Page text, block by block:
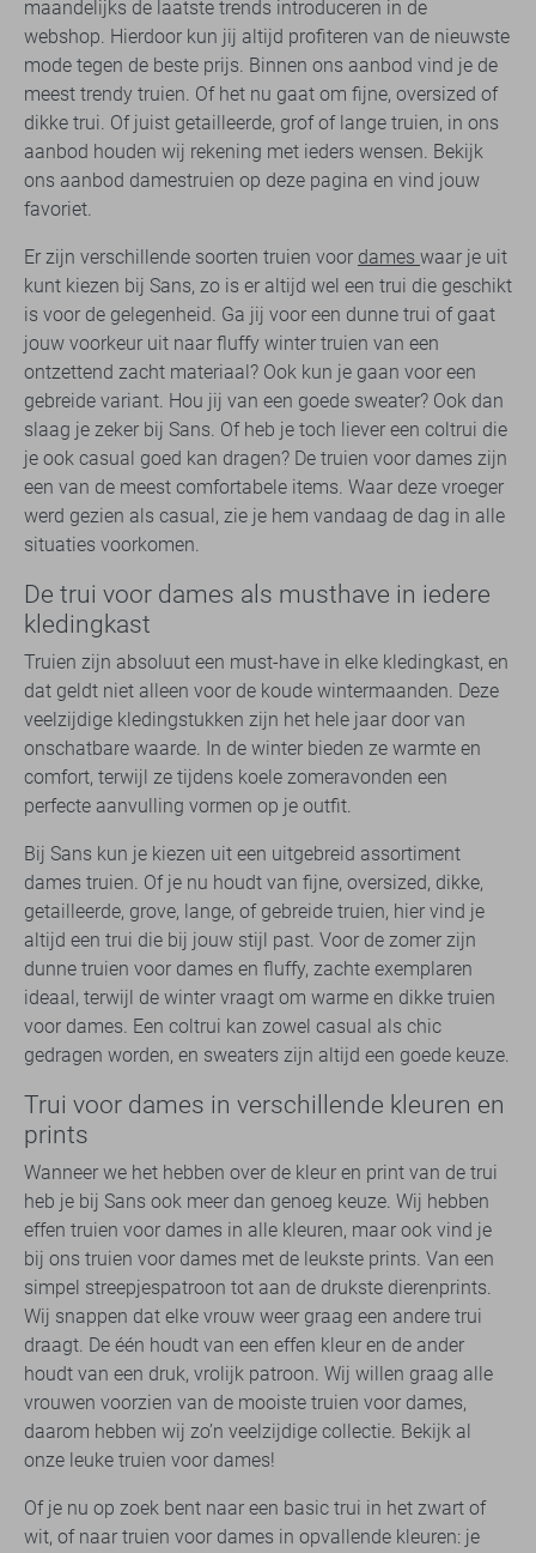
maandelijks de laatste trends introduceren in de
webshop. Hierdoor kun jij altijd profiteren van de nieuwste
mode tegen de beste prijs. Binnen ons aanbod vind je de
meest trendy truien. Of het nu gaat om fijne, oversized of
dikke trui. Of juist getailleerde, grof of lange truien, in ons
aanbod houden wij rekening met ieders wensen. Bekijk
ons aanbod damestruien op deze pagina en vind jouw
favoriet.
Er zijn verschillende soorten truien voor dames waar je uit
kunt kiezen bij Sans, zo is er altijd wel een trui die geschikt
is voor de gelegenheid. Ga jij voor een dunne trui of gaat
jouw voorkeur uit naar fluffy winter truien van een
ontzettend zacht materiaal? Ook kun je gaan voor een
gebreide variant. Hou jij van een goede sweater? Ook dan
slaag je zeker bij Sans. Of heb je toch liever een coltrui die
je ook casual goed kan dragen? De truien voor dames zijn
een van de meest comfortabele items. Waar deze vroeger
werd gezien als casual, zie je hem vandaag de dag in alle
situaties voorkomen.
De trui voor dames als musthave in iedere
kledingkast
Truien zijn absoluut een must-have in elke kledingkast, en
dat geldt niet alleen voor de koude wintermaanden. Deze
veelzijdige kledingstukken zijn het hele jaar door van
onschatbare waarde. In de winter bieden ze warmte en
comfort, terwijl ze tijdens koele zomeravonden een
perfecte aanvulling vormen op je outfit.
Bij Sans kun je kiezen uit een uitgebreid assortiment
dames truien. Of je nu houdt van fijne, oversized, dikke,
getailleerde, grove, lange, of gebreide truien, hier vind je
altijd een trui die bij jouw stijl past. Voor de zomer zijn
dunne truien voor dames en fluffy, zachte exemplaren
ideaal, terwijl de winter vraagt om warme en dikke truien
voor dames. Een coltrui kan zowel casual als chic
gedragen worden, en sweaters zijn altijd een goede keuze.
Trui voor dames in verschillende kleuren en
prints
Wanneer we het hebben over de kleur en print van de trui
heb je bij Sans ook meer dan genoeg keuze. Wij hebben
effen truien voor dames in alle kleuren, maar ook vind je
bij ons truien voor dames met de leukste prints. Van een
simpel streepjespatroon tot aan de drukste dierenprints.
Wij snappen dat elke vrouw weer graag een andere trui
draagt. De één houdt van een effen kleur en de ander
houdt van een druk, vrolijk patroon. Wij willen graag alle
vrouwen voorzien van de mooiste truien voor dames,
daarom hebben wij zo’n veelzijdige collectie. Bekijk al
onze leuke truien voor dames!
Of je nu op zoek bent naar een basic trui in het zwart of
wit, of naar truien voor dames in opvallende kleuren: je